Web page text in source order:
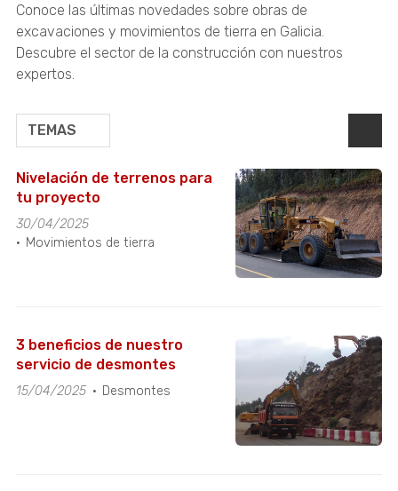
Conoce las últimas novedades sobre obras de
excavaciones y movimientos de tierra en Galicia.
Descubre el sector de la construcción con nuestros
expertos.
TEMAS
Nivelación de terrenos para
tu proyecto
30/04/2025
Movimientos de tierra
3 beneficios de nuestro
servicio de desmontes
15/04/2025 Desmontes